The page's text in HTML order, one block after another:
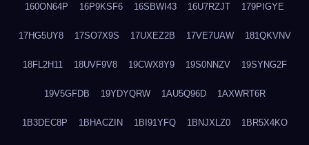
160ON64P 16P9KSF6 16SBWI43 16U7RZJT 179PIGYE
17HG5UY8 17SO7X9S 17UXEZ2B 17VE7UAW 181QKVNV
18FL2H11 18UVF9V8 19CWX8Y9 19S0NNZV 19SYNG2F
19V5GFDB 19YDYQRW 1AU5Q96D 1AXWRT6R
1B3DEC8P 1BHACZIN 1BI91YFQ 1BNJXLZ0 1BR5X4KO